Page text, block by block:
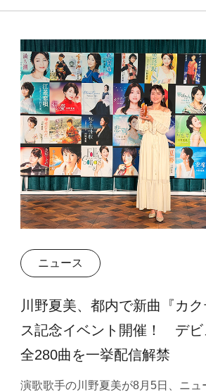
ニュース
川野夏美、都内で新曲『カ
ス記念イベント開催！ デビ
全280曲を一挙配信解禁
演歌歌手の川野夏美が8月5日、ニュ